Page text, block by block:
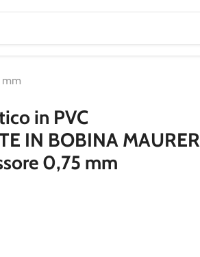
mm
in PVC
IN BOBINA MAURER
0,75 mm